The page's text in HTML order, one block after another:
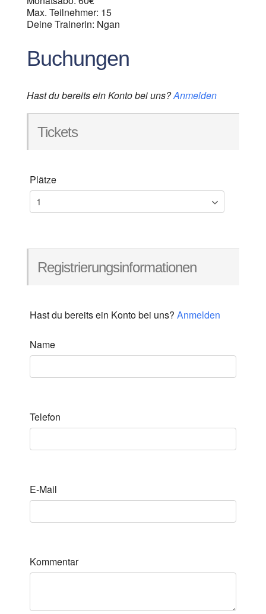
Max. Teilnehmer: 15
Deine Trainerin: Ngan
Buchungen
Hast du bereits ein Konto bei uns?Anmelden
Tickets
Plätze
Registrierungsinformationen
Hast du bereits ein Konto bei uns? Anmelden
Name
Telefon
E-Mail
Kommentar